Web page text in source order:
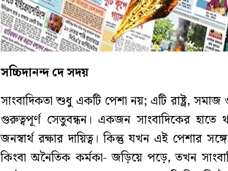
সচ্চিদানন্দ দে সদয়
সাংবাদিকতা শুধু একটি পেশা নয়; এটি রাষ্ট্র,
গুরুত্বপূর্ণ সেতুবন্ধন। একজন সাংবাদিকের হাতে
জনস্বার্থ রক্ষার দায়িত্ব। কিন্তু যখন এই পেশার
কিংবা অনৈতিক কর্মকা- জড়িয়ে পড়ে, তখন